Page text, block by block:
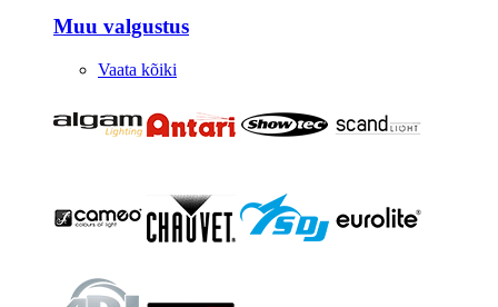
Muu valgustus
Vaata kõiki